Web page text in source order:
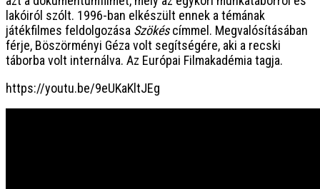
lakóiról szólt. 1996-ban elkészült ennek a témának
játékfilmes feldolgozása Szökéscímmel. Megvalósításában
férje, Böszörményi Géza volt segítségére, aki a recski
táborba volt internálva. Az Európai Filmakadémia tagja.
https://youtu.be/9eUKaKltJEg